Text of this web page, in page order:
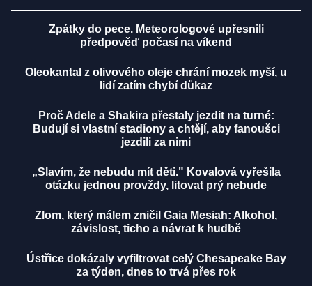
Zpátky do pece. Meteorologové upřesnili
předpověď počasí na víkend
Oleokantal z olivového oleje chrání mozek myší, u
lidí zatím chybí důkaz
Proč Adele a Shakira přestaly jezdit na turné:
Budují si vlastní stadiony a chtějí, aby fanoušci
jezdili za nimi
„Slavím, že nebudu mít děti." Kovalová vyřešila
otázku jednou provždy, litovat prý nebude
Zlom, který málem zničil Gaia Mesiah: Alkohol,
závislost, ticho a návrat k hudbě
Ústřice dokázaly vyfiltrovat celý Chesapeake Bay
za týden, dnes to trvá přes rok